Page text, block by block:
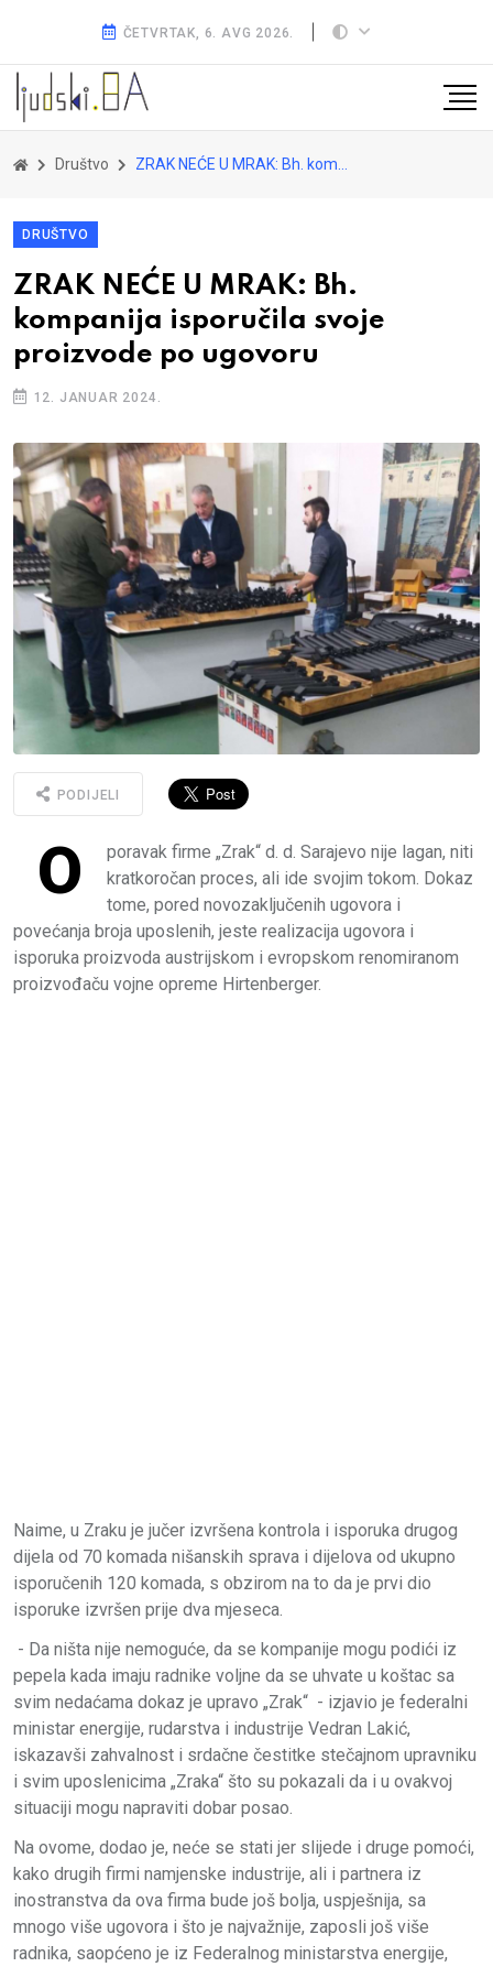
ČETVRTAK, 6. AVG 2026.
Društvo ZRAK NEĆE U MRAK: Bh. kompanija isporučila svoje proizvode po ugovoru
DRUŠTVO
ZRAK NEĆE U MRAK: Bh.
kompanija isporučila svoje
proizvode po ugovoru
12. JANUAR 2024.
PODIJELI
O
poravak firme „Zrak“ d. d. Sarajevo nije lagan, niti
kratkoročan proces, ali ide svojim tokom. Dokaz
tome, pored novozaključenih ugovora i
povećanja broja uposlenih, jeste realizacija ugovora i
isporuka proizvoda austrijskom i evropskom renomiranom
proizvođaču vojne opreme Hirtenberger.
Naime, u Zraku je jučer izvršena kontrola i isporuka drugog
dijela od 70 komada nišanskih sprava i dijelova od ukupno
isporučenih 120 komada, s obzirom na to da je prvi dio
isporuke izvršen prije dva mjeseca.
- Da ništa nije nemoguće, da se kompanije mogu podići iz
pepela kada imaju radnike voljne da se uhvate u koštac sa
svim nedaćama dokaz je upravo „Zrak“ - izjavio je federalni
ministar energije, rudarstva i industrije Vedran Lakić,
iskazavši zahvalnost i srdačne čestitke stečajnom upravniku
i svim uposlenicima „Zraka“ što su pokazali da i u ovakvoj
situaciji mogu napraviti dobar posao.
Na ovome, dodao je, neće se stati jer slijede i druge pomoći,
kako drugih firmi namjenske industrije, ali i partnera iz
inostranstva da ova firma bude još bolja, uspješnija, sa
mnogo više ugovora i što je najvažnije, zaposli još više
radnika, saopćeno je iz Federalnog ministarstva energije,